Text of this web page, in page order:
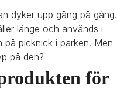
dyker upp gång på gång.
länge och används i
på picknick i parken. Men
på den?
för